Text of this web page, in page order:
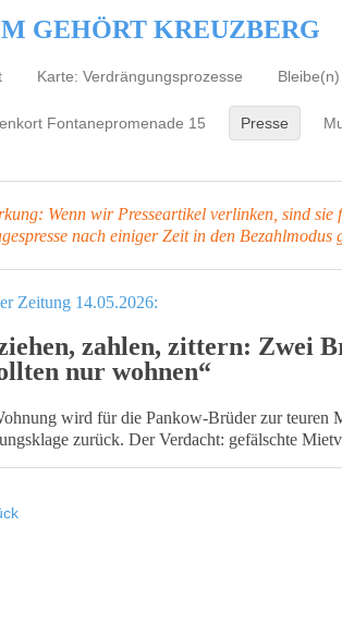
GEHÖRT KREUZBERG
Karte: Verdrängungsprozesse
Fontanepromenade 15 Presse
Wenn wir Presseartikel verlinken, sind
nach einiger Zeit in den Bezahlmodus
Zeitung 14.05.2026:
zahlen, zittern: Zwei
nur wohnen“
wird für die Pankow-Brüder zur teuren
zurück. Der Verdacht: gefälschte